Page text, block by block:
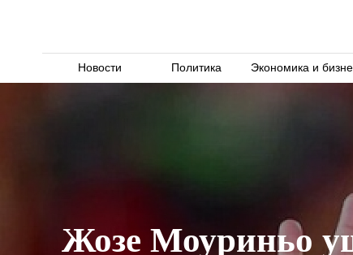
Новости Политика Экономика и
Жозе Моуриньо